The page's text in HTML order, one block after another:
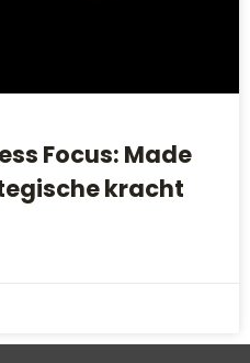
Focus: Made
kracht